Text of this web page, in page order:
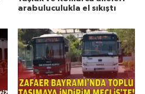
arabuluculukla el sıkıştı